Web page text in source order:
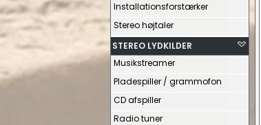
Installationsforstærker
Stereo højtaler
STEREO LYDKILDER
Musikstreamer
Pladespiller / grammofon
CD afspiller
Radio tuner